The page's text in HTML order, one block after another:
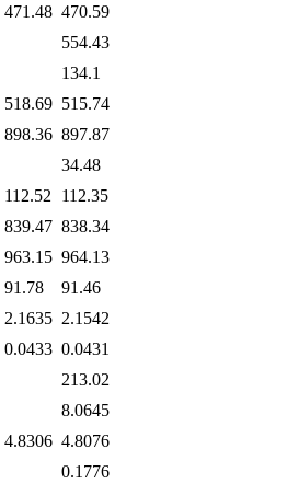
471.48 470.59
554.43
134.1
518.69 515.74
898.36 897.87
34.48
112.52
112.35
839.47 838.34
963.15 964.13
91.78
91.46
2.1635 2.1542
0.0433 0.0431
213.02
8.0645
4.8306 4.8076
0.1776